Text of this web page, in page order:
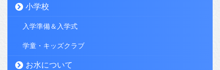
小学校
入学準備＆入学式
学童・キッズクラブ
お水について